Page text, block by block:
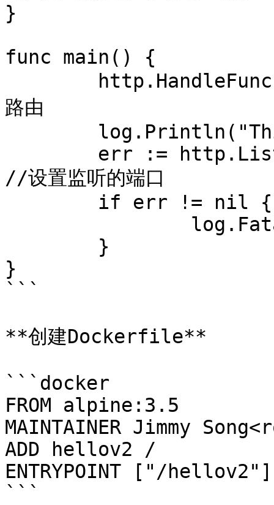
}
func main() {
路由
//设置监听的端口
}
```
**创建Dockerfile**
```docker
FROM alpine:3.5
MAINTAINER Jimmy
ADD hellov2 /
ENTRYPOINT ["/hellov2"]
```